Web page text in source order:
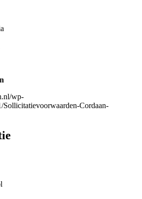
wp-
Sollicitatievoorwaarden-Cordaan-